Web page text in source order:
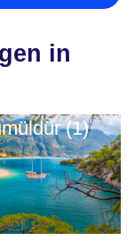
in
(1)